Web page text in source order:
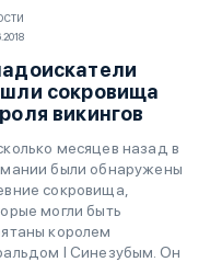
сокровища
викингов
месяцев назад в
были обнаружены
сокровища,
могли быть
королем
I Синезубым. Он